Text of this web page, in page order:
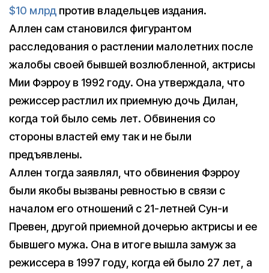
$10 млрд против владельцев издания.
Аллен сам становился фигурантом
расследования о растлении малолетних после
жалобы своей бывшей возлюбленной, актрисы
Мии Фэрроу в 1992 году. Она утверждала, что
режиссер растлил их приемную дочь Дилан,
когда той было семь лет. Обвинения со
стороны властей ему так и не были
предъявлены.
Аллен тогда заявлял, что обвинения Фэрроу
были якобы вызваны ревностью в связи с
началом его отношений с 21-летней Сун-и
Превен, другой приемной дочерью актрисы и ее
бывшего мужа. Она в итоге вышла замуж за
режиссера в 1997 году, когда ей было 27 лет, а